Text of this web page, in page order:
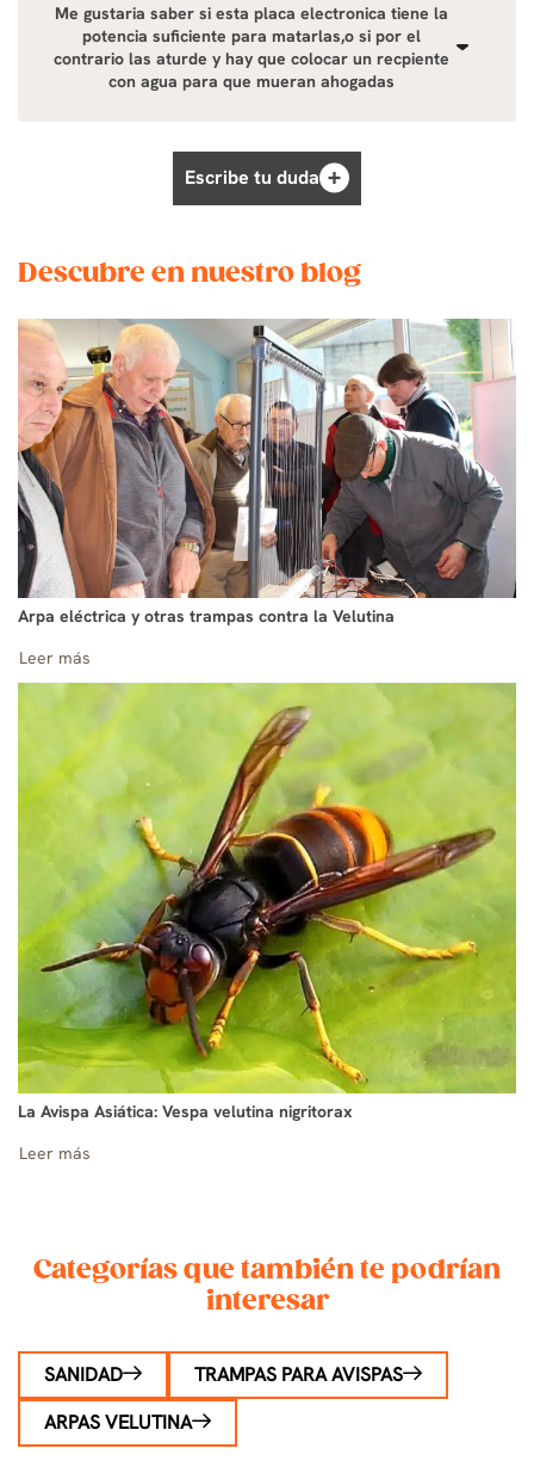
Me gustaria saber si esta placa electronica tiene la
potencia suficiente para matarlas,o si por el
contrario las aturde y hay que colocar un recpiente
con agua para que mueran ahogadas
Escribe tu duda
Descubre en nuestro blog
Arpa eléctrica y otras trampas contra la Velutina
Leer más
La Avispa Asiática: Vespa velutina nigritorax
Leer más
Categorías que también te podrían
interesar
SANIDAD
TRAMPAS PARA AVISPAS
ARPAS VELUTINA